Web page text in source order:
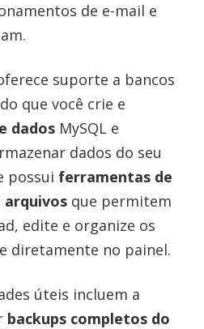
de e-mail e
suporte a bancos
que você crie e
dados MySQL e
dados do seu
possui ferramentas de
arquivos que permitem
edite e organize os
diretamente no painel.
úteis incluem a
backups completos do